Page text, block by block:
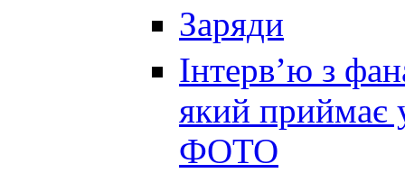
Заряди
Інтерв’ю з
який приймає
ФОТО